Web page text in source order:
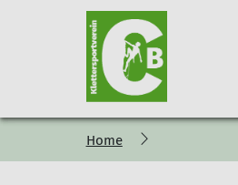
Über uns
Kinder- und
Home